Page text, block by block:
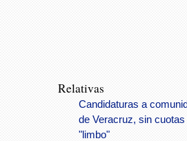
Relativas
Candidaturas a
de Veracruz, sin cuotas
"limbo"